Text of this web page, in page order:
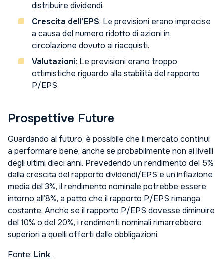
distribuire dividendi.
Crescita dell’EPS: Le previsioni erano imprecise
a causa del numero ridotto di azioni in
circolazione dovuto ai riacquisti.
Valutazioni: Le previsioni erano troppo
ottimistiche riguardo alla stabilità del rapporto
P/EPS.
Prospettive Future
Guardando al futuro, è possibile che il mercato continui
a performare bene, anche se probabilmente non ai livelli
degli ultimi dieci anni. Prevedendo un rendimento del 5%
dalla crescita del rapporto dividendi/EPS e un’inflazione
media del 3%, il rendimento nominale potrebbe essere
intorno all’8%, a patto che il rapporto P/EPS rimanga
costante. Anche se il rapporto P/EPS dovesse diminuire
del 10% o del 20%, i rendimenti nominali rimarrebbero
superiori a quelli offerti dalle obbligazioni.
Fonte: Link